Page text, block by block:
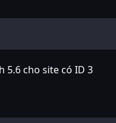
5.6 cho site có ID 3